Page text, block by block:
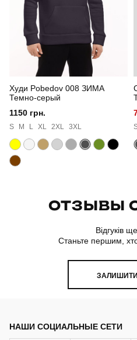
Сезон
Країна - виробник
Худи Pobedov 008 ЗИМА
Темно-серый
1150 грн.
S M L XL 2XL 3XL
ОТЗЫВЫ
Відгуків
Станьте першим, хто
ЗАЛИШИТИ
НАШИ СОЦИАЛЬНЫЕ СЕТИ